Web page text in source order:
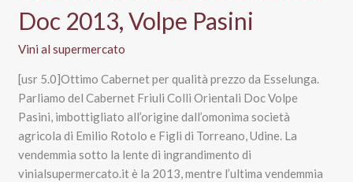
Doc 2013, Volpe Pasini
Vini al supermercato
[usr 5.0]Ottimo Cabernet per qualità prezzo da Esselunga.
Parliamo del Cabernet Friuli Colli Orientali Doc Volpe
Pasini, imbottigliato all’origine dall’omonima società
agricola di Emilio Rotolo e Figli di Torreano, Udine. La
vendemmia sotto la lente di ingrandimento di
vinialsupermercato.it è la 2013, mentre l’ultima vendemmia